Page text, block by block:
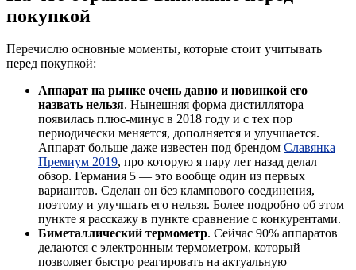
покупкой
Перечислю основные моменты, которые стоит учитывать
перед покупкой:
Аппарат на рынке очень давно и новинкой его
назвать нельзя. Нынешняя форма дистиллятора
появилась плюс-минус в 2018 году и с тех пор
периодически меняется, дополняется и улучшается.
Аппарат больше даже известен под брендом Славянка
Премиум 2019, про которую я пару лет назад делал
обзор. Германия 5 — это вообще один из первых
вариантов. Сделан он без клампового соединения,
поэтому и улучшать его нельзя. Более подробно об этом
пункте я расскажу в пункте сравнение с конкурентами.
Биметаллический термометр. Сейчас 90% аппаратов
делаются с электронным термометром, который
позволяет быстро реагировать на актуальную